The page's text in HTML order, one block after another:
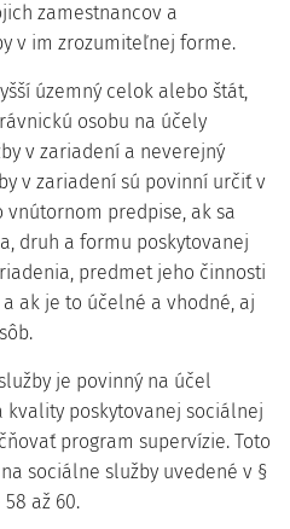
zamestnancov a
v im zrozumiteľnej forme.
územný celok alebo štát,
osobu na účely
v zariadení a neverejný
v zariadení sú povinní určiť v
predpise, ak sa
druh a formu poskytovanej
predmet jeho činnosti
ak je to účelné a vhodné, aj
je povinný na účel
kvality poskytovanej sociálnej
program supervízie. Toto
sociálne služby uvedené v §
58 až 60.